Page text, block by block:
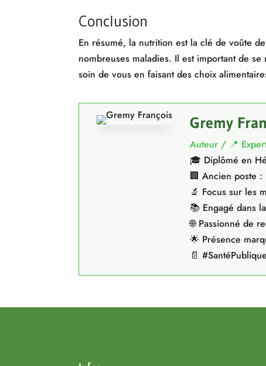
Conclusion
En résumé, la nutrition est la clé de voûte
nombreuses maladies. Il est important de
soin de vous en faisant des choix
Gremy
Auteur / 📍
🎓 Diplômé en
🏢 Ancien poste :
🔬 Focus sur les
📚 Engagé dans
🌐 Passionné de
🌟 Présence
📄